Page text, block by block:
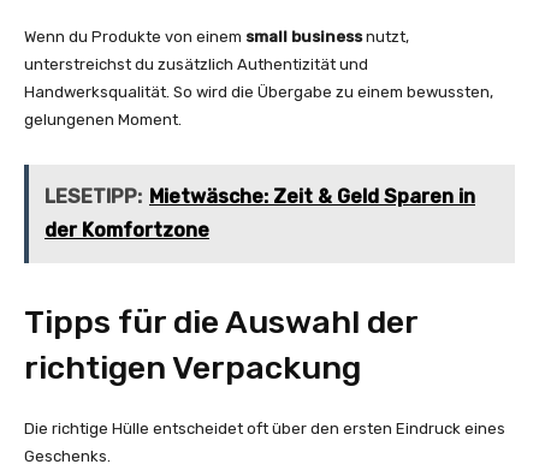
Wenn du Produkte von einem small businessnutzt,
unterstreichst du zusätzlich Authentizität und
Handwerksqualität. So wird die Übergabe zu einem bewussten,
gelungenen Moment.
LESETIPP: Mietwäsche: Zeit & Geld Sparen in
der Komfortzone
Tipps für die Auswahl der
richtigen Verpackung
Die richtige Hülle entscheidet oft über den ersten Eindruck eines
Geschenks.